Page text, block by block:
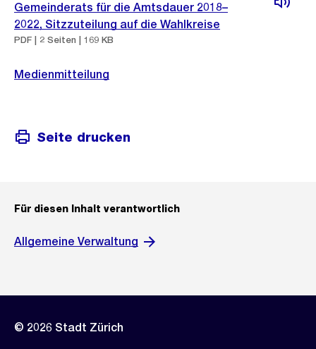
Gemeinderats für die Amtsdauer 2018–
2022, Sitzzuteilung auf die Wahlkreise
PDF | 2 Seiten | 169 KB
Medienmitteilung
Seite drucken
Für diesen Inhalt verantwortlich
Allgemeine Verwaltung
© 2026 Stadt Zürich